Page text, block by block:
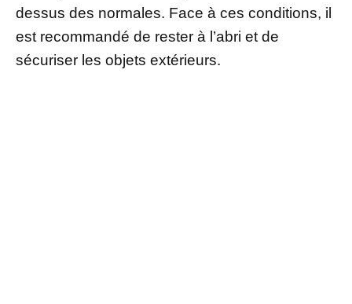
dessus des normales. Face à ces conditions, il
est recommandé de rester à l’abri et de
sécuriser les objets extérieurs.